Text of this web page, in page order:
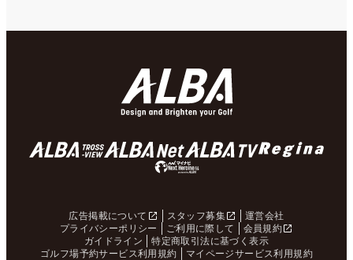
広告掲載について スタッフ募集
運営会社
プライバシーポリシー
ご利用に際して
会員規約
ガイドライン
特定商取引法に基づく表示
ゴルフ場予約サービス利用規約
マイページサービス利用規約